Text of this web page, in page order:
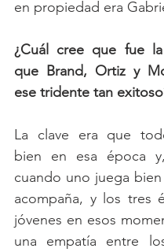
en propiedad era
¿Cuál cree que fue
que Brand, Ortiz y
ese tridente tan
La clave era que
bien en esa época
cuando uno juega
acompaña, y los tres
jóvenes en esos
una empatía entre